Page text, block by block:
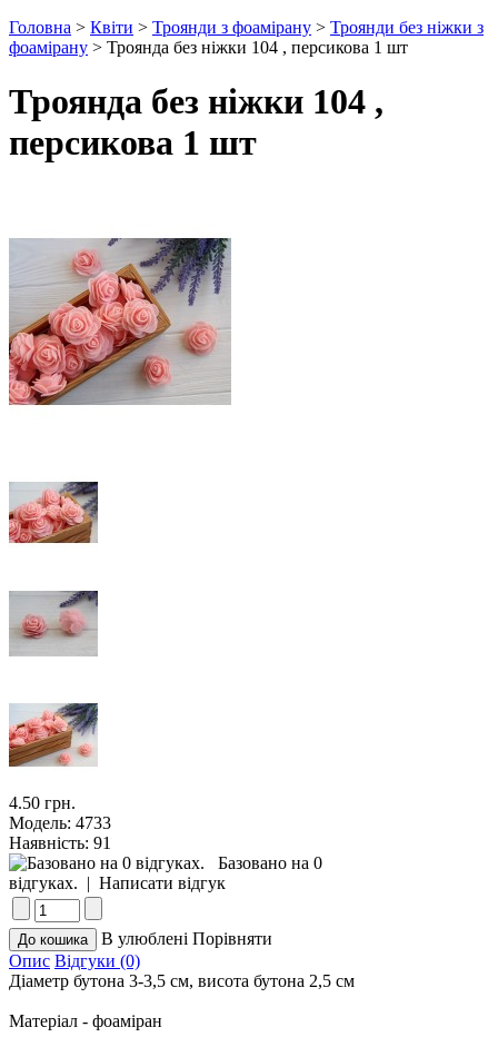
Головна > Квіти > Троянди з фоамірану > Троянди без ніжки з
фоамірану > Троянда без ніжки 104 , персикова 1 шт
Троянда без ніжки 104 ,
персикова 1 шт
4.50 грн.
Модель: 4733
Наявність: 91
Базовано на 0
відгуках. | Написати відгук
В улюблені Порівняти
Опис Відгуки (0)
Діаметр бутона 3-3,5 см, висота бутона 2,5 см
Матеріал - фоаміран